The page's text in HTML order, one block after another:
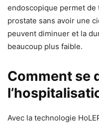
endoscopique permet
prostate sans avoir une
peuvent diminuer et la
beaucoup plus faible.
Comment se
Avec la technologie